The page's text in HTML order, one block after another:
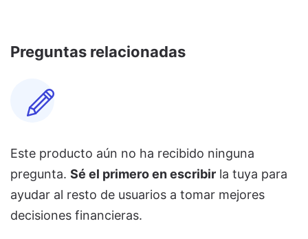
Preguntas relacionadas
Este producto aún no ha recibido ninguna
pregunta. Sé el primero en escribir la tuya para
ayudar al resto de usuarios a tomar mejores
decisiones financieras.